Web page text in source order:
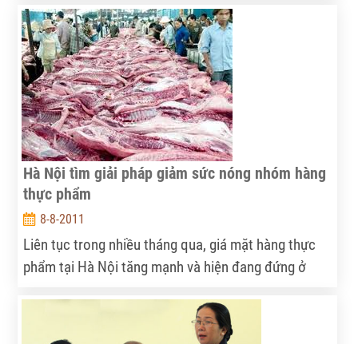
900 đồng/kg; đối với muối trắng giá bán từ 1.200-
1.500 đồng/kg, tăng hơn gấp đôi so với đầu năm.
Hà Nội tìm giải pháp giảm sức nóng nhóm hàng
thực phẩm
8-8-2011
Liên tục trong nhiều tháng qua, giá mặt hàng thực
phẩm tại Hà Nội tăng mạnh và hiện đang đứng ở
nóng. Đời sống dân sinh bị ảnh hưởng. Trong lúc
này, cùng với sự vào cuộc của các bộ ngành Trung